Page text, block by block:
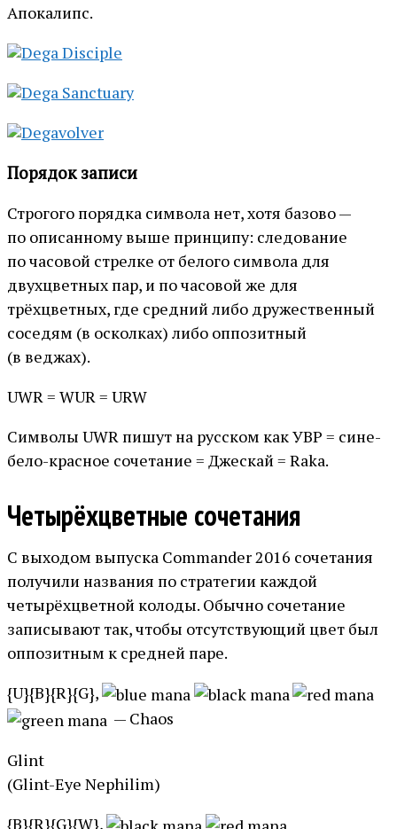
Апокалипс.
Порядок записи
Строгого порядка символа нет, хотя базово —
по описанному выше принципу: следование
по часовой стрелке от белого символа для
двухцветных пар, и по часовой же для
трёхцветных, где средний либо дружественный
соседям (в осколках) либо оппозитный
(в веджах).
UWR = WUR = URW
Символы UWR пишут на русском как УВР = сине-
бело-красное сочетание = Джескай = Raka.
Четырёхцветные сочетания
С выходом выпуска Commander 2016 сочетания
получили названия по стратегии каждой
четырёхцветной колоды. Обычно сочетание
записывают так, чтобы отсутствующий цвет был
оппозитным к средней паре.
{U}{B}{R}{G},
— Chaos
Glint
(Glint-Eye Nephilim)
{B}{R}{G}{W},